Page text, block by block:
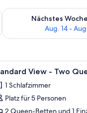
Aug. 7 -
Nächstes
Aug. 14 -
Überprüfe die
Nachttisch und Wandbild
6 View - Two
1 Schlafzimmer
Platz für 5 Personen
2 Queen-Betten und 1